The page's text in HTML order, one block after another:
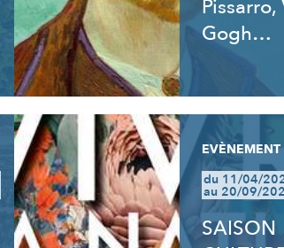
Pissarro,
Gogh…
EVÈNEMENT
du 11/04/
au 20/09/
SAISON